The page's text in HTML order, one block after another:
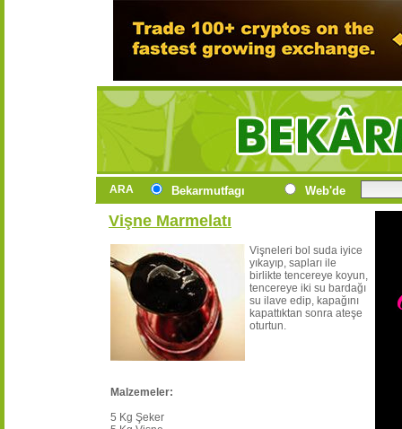
ARA Bekarmutfagı Web'de
Vişne Marmelatı
Vişneleri bol suda iyice
yıkayıp, sapları ile
birlikte tencereye koyun,
tencereye iki su bardağı
su ilave edip, kapağını
kapattıktan sonra ateşe
oturtun.
Malzemeler:
5 Kg Şeker